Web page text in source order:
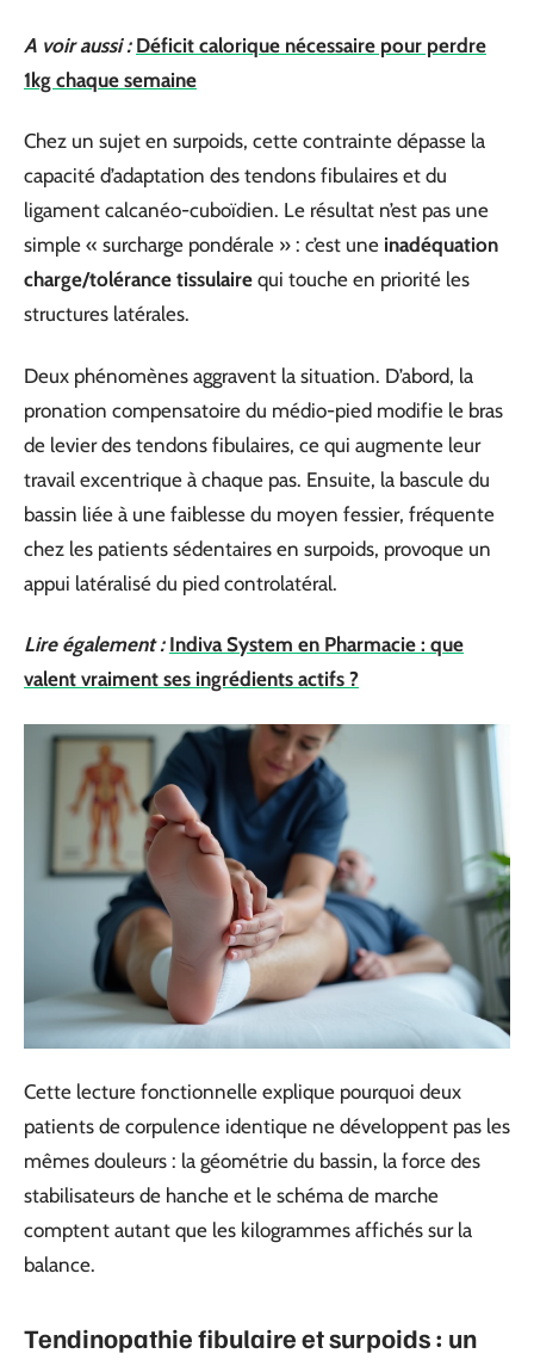
A voir aussi : Déficit calorique nécessaire pour perdre
1kg chaque semaine
Chez un sujet en surpoids, cette contrainte dépasse la
capacité d’adaptation des tendons fibulaires et du
ligament calcanéo-cuboïdien. Le résultat n’est pas une
simple « surcharge pondérale » : c’est une inadéquation
charge/tolérance tissulaire qui touche en priorité les
structures latérales.
Deux phénomènes aggravent la situation. D’abord, la
pronation compensatoire du médio-pied modifie le bras
de levier des tendons fibulaires, ce qui augmente leur
travail excentrique à chaque pas. Ensuite, la bascule du
bassin liée à une faiblesse du moyen fessier, fréquente
chez les patients sédentaires en surpoids, provoque un
appui latéralisé du pied controlatéral.
Lire également : Indiva System en Pharmacie : que
valent vraiment ses ingrédients actifs ?
Cette lecture fonctionnelle explique pourquoi deux
patients de corpulence identique ne développent pas les
mêmes douleurs : la géométrie du bassin, la force des
stabilisateurs de hanche et le schéma de marche
comptent autant que les kilogrammes affichés sur la
balance.
Tendinopathie fibulaire et surpoids : un